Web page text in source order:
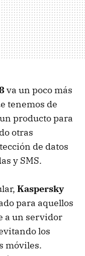
va un poco más
tenemos de
producto para
otras
de datos
y SMS.
Kaspersky
para aquellos
a un servidor
los
móviles.